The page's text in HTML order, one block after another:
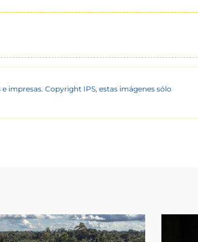
impresas. Copyright IPS, estas imágenes sólo